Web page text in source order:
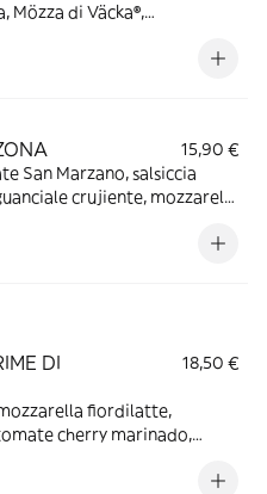
Mözza di Väcka®,
15,90 €
San Marzano, salsiccia
crujiente, mozzarella
DI
18,50 €
fiordilatte,
cherry marinado,